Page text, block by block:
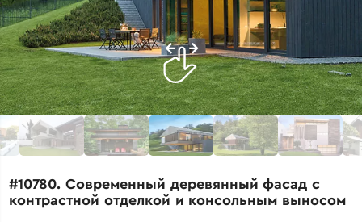
#10780. Современный деревянный фасад с
контрастной отделкой и консольным выносом